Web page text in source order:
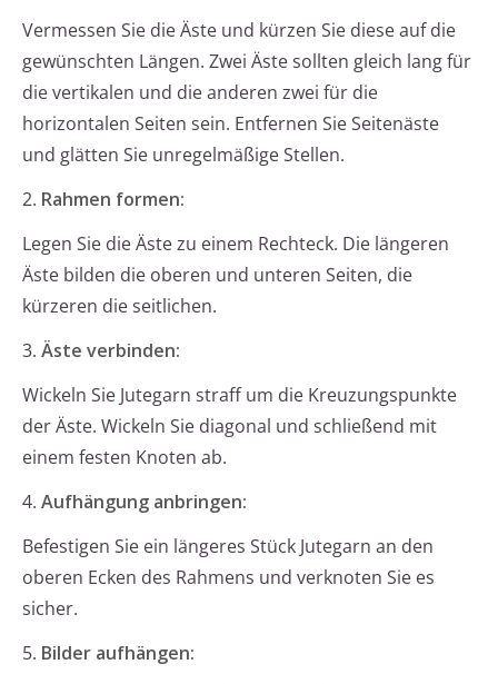
Vermessen Sie die Äste und kürzen Sie diese auf die
gewünschten Längen. Zwei Äste sollten gleich lang für
die vertikalen und die anderen zwei für die
horizontalen Seiten sein. Entfernen Sie Seitenäste
und glätten Sie unregelmäßige Stellen.
2. Rahmen formen:
Legen Sie die Äste zu einem Rechteck. Die längeren
Äste bilden die oberen und unteren Seiten, die
kürzeren die seitlichen.
3. Äste verbinden:
Wickeln Sie Jutegarn straff um die Kreuzungspunkte
der Äste. Wickeln Sie diagonal und schließend mit
einem festen Knoten ab.
4. Aufhängung anbringen:
Befestigen Sie ein längeres Stück Jutegarn an den
oberen Ecken des Rahmens und verknoten Sie es
sicher.
5. Bilder aufhängen: